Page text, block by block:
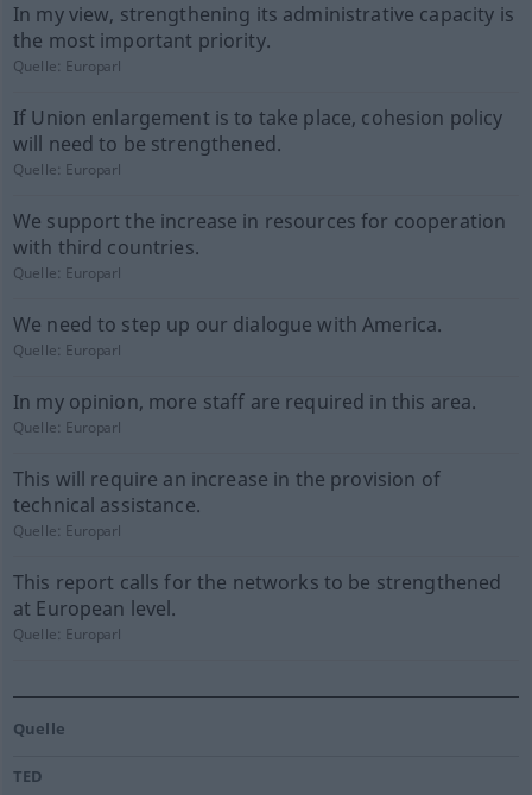
In my view, strengthening its administrative capacity is
the most important priority.
Quelle: Europarl
If Union enlargement is to take place, cohesion policy
will need to be strengthened.
Quelle: Europarl
We support the increase in resources for cooperation
with third countries.
Quelle: Europarl
We need to step up our dialogue with America.
Quelle: Europarl
In my opinion, more staff are required in this area.
Quelle: Europarl
This will require an increase in the provision of
technical assistance.
Quelle: Europarl
This report calls for the networks to be strengthened
at European level.
Quelle: Europarl
Quelle
TED